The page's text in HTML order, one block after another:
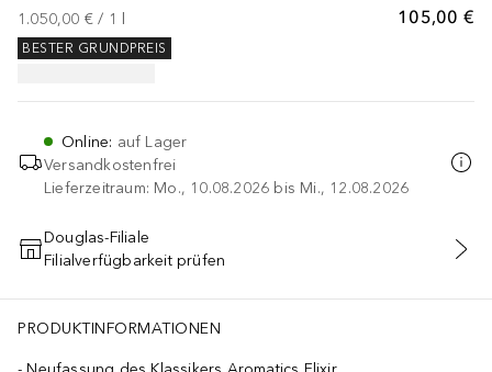
105,00 €
1.050,00 € / 1
BESTER GRUNDPREIS
Online: auf Lager
Versandkostenfrei
Lieferzeitraum: Mo., 10.08.2026 bis Mi., 12.08.2026
IN DEN WARENKORB
Douglas-Filiale
Filialverfügbarkeit prüfen
PRODUKTINFORMATIONEN